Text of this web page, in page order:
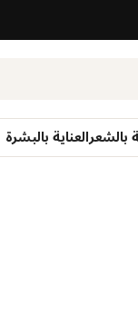
بالشعرالعناية بالبشرة